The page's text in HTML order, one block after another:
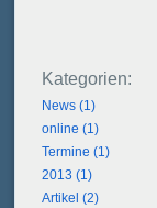
News (1)
online (1)
Termine (1)
2013 (1)
Artikel (2)